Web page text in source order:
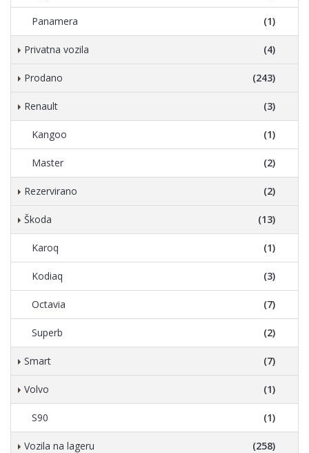
Panamera (1)
Privatna vozila (4)
Prodano (243)
Renault (3)
Kangoo (1)
Master (2)
Rezervirano (2)
Škoda (13)
Karoq (1)
Kodiaq (3)
Octavia (7)
Superb (2)
Smart (7)
Volvo (1)
S90 (1)
Vozila na lageru (258)